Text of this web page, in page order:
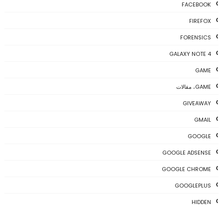
FACEBOOK
FIREFOX
FORENSICS
GALAXY NOTE 4
GAME
GAME، مقالات
GIVEAWAY
GMAIL
GOOGLE
GOOGLE ADSENSE
GOOGLE CHROME
GOOGLEPLUS
HIDDEN